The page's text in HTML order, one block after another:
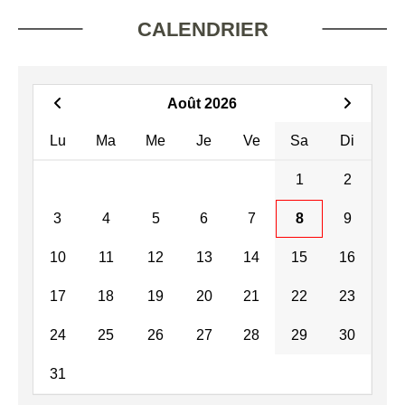
CALENDRIER
Août 2026
Lu Ma Me Je Ve Sa Di
1 2
3 4 5 6 7 8 9
10 11 12 13 14 15 16
17 18 19 20 21 22 23
24 25 26 27 28 29 30
31